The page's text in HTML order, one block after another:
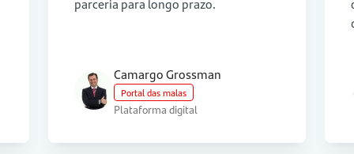
Camargo Grossman
Portal das malas
Plataforma digital